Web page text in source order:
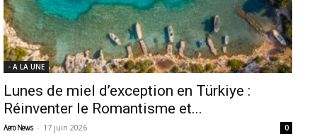
- A LA UNE
Lunes de miel d’exception en Türkiye :
Réinventer le Romantisme et...
Aero News - 17 juin 2026 0